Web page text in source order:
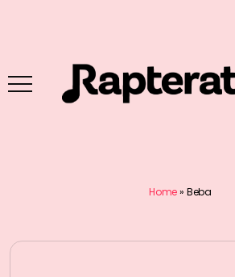
Home» Beba